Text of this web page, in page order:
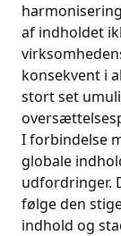
af indholdet
konsekvent i
stort set
I forbindelse
globale
udfordringer.
følge den
indhold og